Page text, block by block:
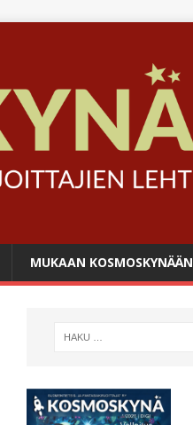
MUKAAN KOSMOSKYNÄÄN